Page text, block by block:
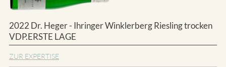
2022 Dr. Heger - Ihringer Winklerberg Riesling trocken
VDP.ERSTE LAGE
ZUR EXPERTISE